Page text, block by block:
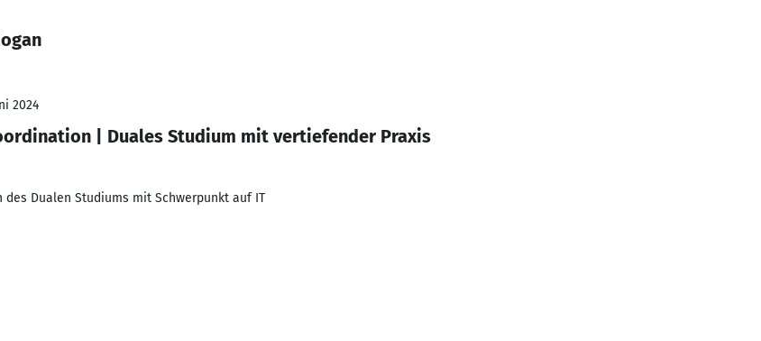
2024
| Duales Studium mit vertiefender Praxis
Dualen Studiums mit Schwerpunkt auf IT